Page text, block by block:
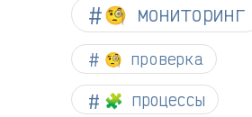
🧐 мониторинг
🧐 проверка
🧩 процессы